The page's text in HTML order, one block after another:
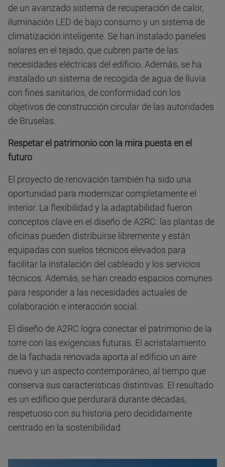
de un avanzado sistema de recuperación de calor,
iluminación LED de bajo consumo y un sistema de
climatización inteligente. Se han instalado paneles
solares en el tejado, que cubren parte de las
necesidades eléctricas del edificio. Además, se ha
instalado un sistema de recogida de agua de lluvia
con fines sanitarios, de conformidad con los
objetivos de construcción circular de las autoridades
de Bruselas.
Respetar el patrimonio con la mira puesta en el
futuro
El proyecto de renovación también ha sido una
oportunidad para modernizar completamente el
interior. La flexibilidad y la adaptabilidad fueron
conceptos clave en el diseño de A2RC: las plantas de
oficinas pueden distribuirse libremente y están
equipadas con suelos técnicos elevados para
facilitar la instalación del cableado y los servicios
técnicos. Además, se han creado espacios comunes
para responder a las necesidades actuales de
colaboración e interacción social.
El diseño de A2RC logra conectar el patrimonio de la
torre con las exigencias futuras. El acristalamiento
de la fachada renovada aporta al edificio un aire
nuevo y un aspecto contemporáneo, al tiempo que
conserva sus características distintivas. El resultado
es un edificio que perdurará durante décadas,
respetuoso con su historia pero decididamente
centrado en la sostenibilidad.